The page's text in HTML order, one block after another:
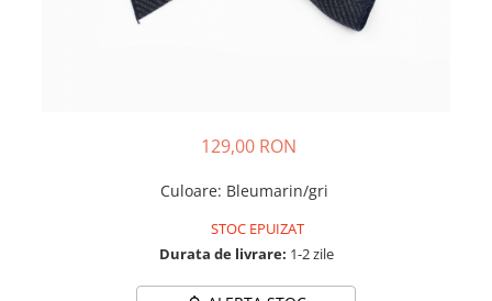
129,00 RON
Culoare: Bleumarin/gri
STOC EPUIZAT
Durata de livrare: 1-2 zile